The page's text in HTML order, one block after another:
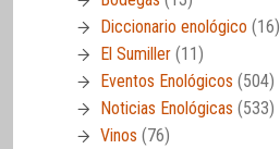
Diccionario enológico (16)
El Sumiller (11)
Eventos Enológicos (504)
Noticias Enológicas (533)
Vinos (76)